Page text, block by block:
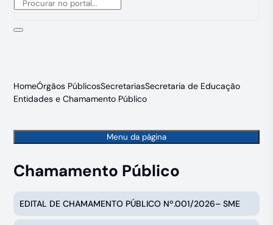
HomeÓrgãos PúblicosSecretariasSecretaria de Educação
Entidades e Chamamento Público
Menu da página
Chamamento Público
EDITAL DE CHAMAMENTO PÚBLICO Nº.001/2026– SME